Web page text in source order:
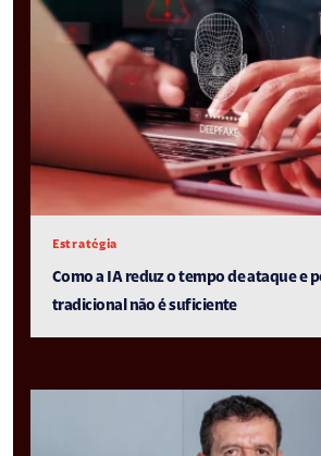
Estratégia
Como a IA reduz o tempo de ataque e
tradicional não é suficiente